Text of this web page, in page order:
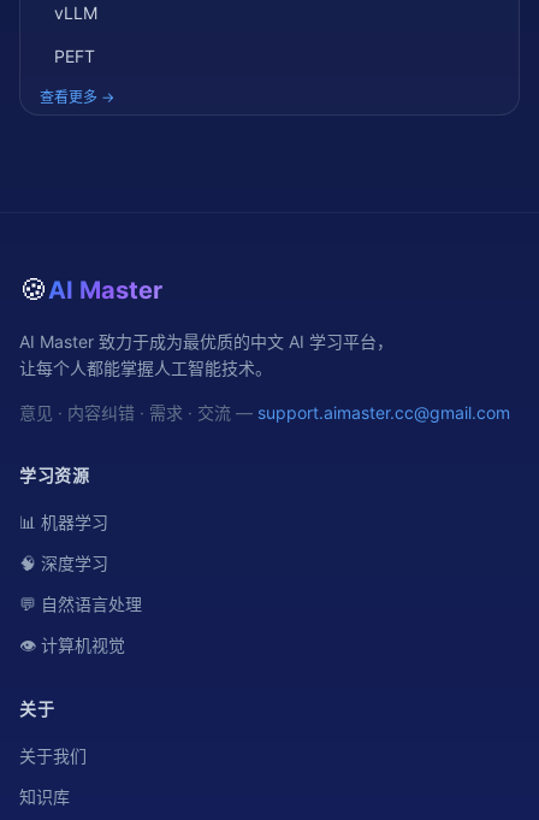
vLLM
PEFT
查看更多 →
🍪AI Master
AI Master 致力于成为最优质的中文 AI 学习平台，
让每个人都能掌握人工智能技术。
意见 · 内容纠错 · 需求 · 交流 — support.aimaster.cc@gmail.com
学习资源
📊 机器学习
🧠 深度学习
💬 自然语言处理
👁️ 计算机视觉
关于
关于我们
知识库